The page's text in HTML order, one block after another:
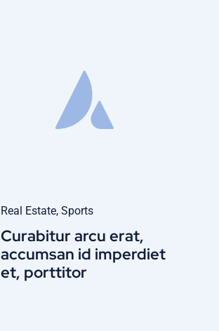
Real Estate, Sports
Curabitur arcu erat,
accumsan id imperdiet
et, porttitor